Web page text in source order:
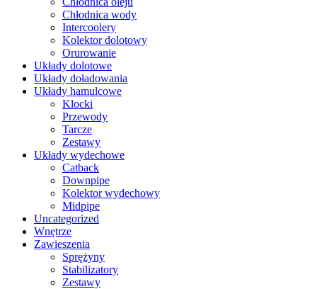
Chłodnica wody
Intercoolery
Kolektor dolotowy
Orurowanie
Układy dolotowe
Układy doładowania
Układy hamulcowe
Klocki
Przewody
Tarcze
Zestawy
Układy wydechowe
Catback
Downpipe
Kolektor wydechowy
Midpipe
Uncategorized
Wnętrze
Zawieszenia
Sprężyny
Stabilizatory
Zestawy